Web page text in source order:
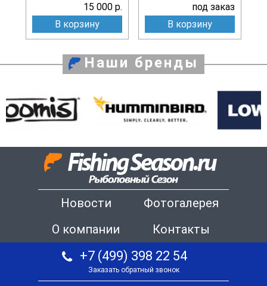
15 000 р.
В корзину
под заказ
В корзину
Наши бренды
Новости
Фотогалерея
О компании
Контакты
+7 (499) 398 22 54
Заказать обратный звонок